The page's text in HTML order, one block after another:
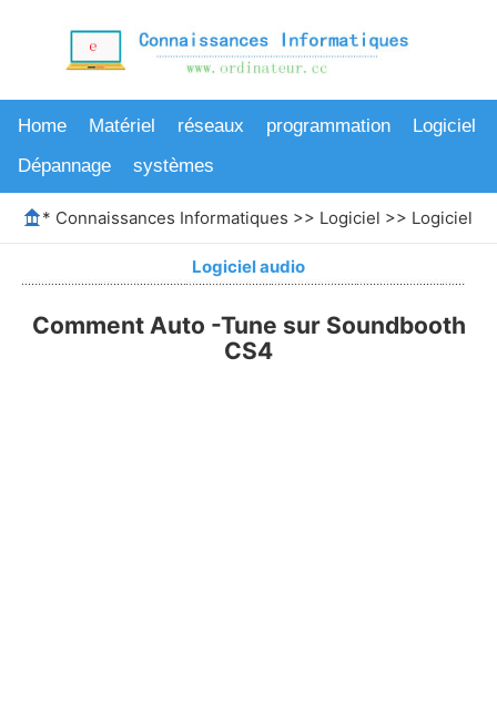
Home Matériel réseaux programmation
Logiciel
Dépannage
systèmes
* Connaissances Informatiques >> Logiciel >> Logiciel
Logiciel audio
Comment Auto -Tune sur Soundbooth
CS4